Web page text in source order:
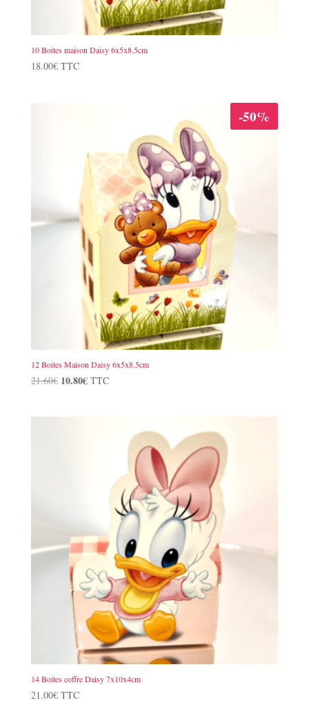
10 Boites maison Daisy 6x5x8.5cm
18.00€ TTC
-50%
12 Boites Maison Daisy 6x5x8.5cm
21.60€ Le
10.80€Le
TTC
14 Boites coffre Daisy 7x10x4cm
21.00€ TTC